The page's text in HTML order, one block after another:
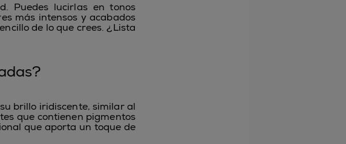
Puedes lucirlas en tonos
más intensos y acabados
de lo que crees. ¿Lista
brillo iridiscente, similar al
que contienen pigmentos
que aporta un toque de